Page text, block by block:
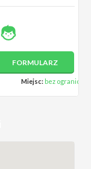
FORMULARZ
Miejsc: bez ograniczeń